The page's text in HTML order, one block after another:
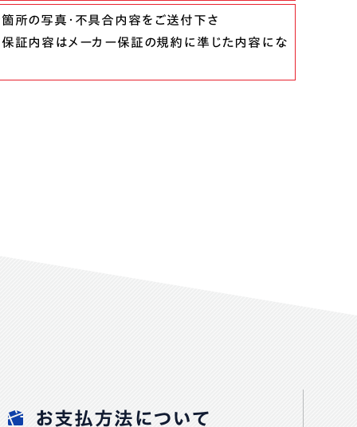
所の写真・不具合内容をご送付下さ
カー保証の規約に準じた内容にな
お支払方法について